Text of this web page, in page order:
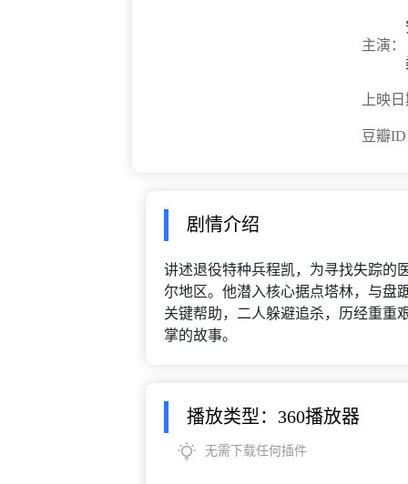
主演：
上映
豆瓣
剧情介绍
讲述退役特种兵程凯，为寻找失踪的
尔地区。他潜入核心据点塔林，与盘
关键帮助，二人躲避追杀，历经重重
掌的故事。
播放类型：360播放器
无需下载任何插件